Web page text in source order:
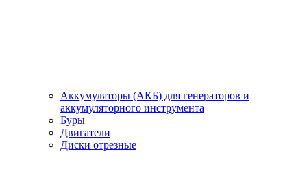
Аккумуляторы (АКБ) для генераторов и
аккумуляторного инструмента
Буры
Двигатели
Диски отрезные